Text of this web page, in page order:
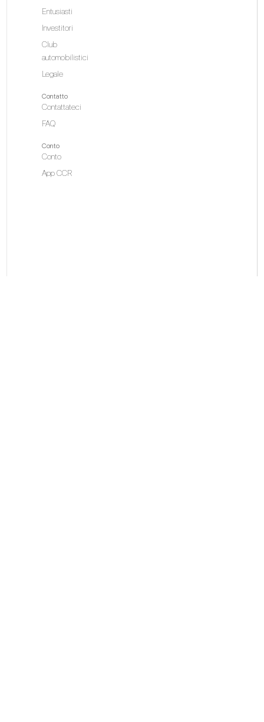
Entusiasti
Investitori
Club
automobilistici
Legale
Contatto
Contattateci
FAQ
Conto
Conto
App CCR